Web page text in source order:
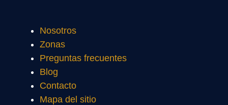
Nosotros
Zonas
Preguntas frecuentes
Blog
Contacto
Mapa del sitio